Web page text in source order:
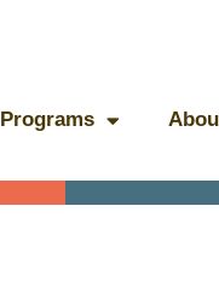
Programs